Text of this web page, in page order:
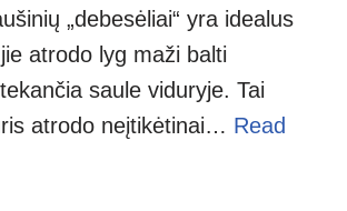
„debesėliai“ yra idealus
atrodo lyg maži balti
saule viduryje. Tai
atrodo neįtikėtinai… Read